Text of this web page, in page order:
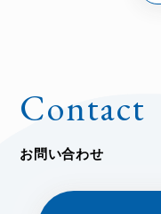
Contact
お問い合わせ